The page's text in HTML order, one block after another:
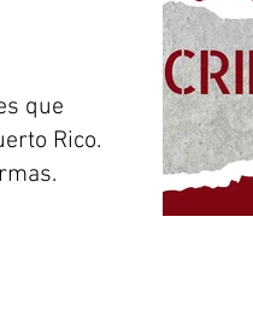
que
Rico.